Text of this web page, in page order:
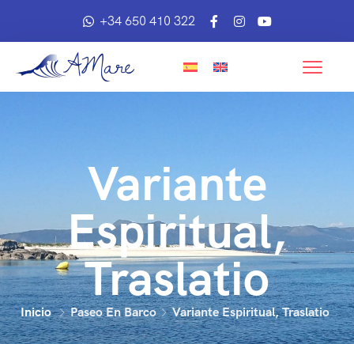
+34 650 410 322
Variante
Espiritual,
Traslatio
Inicio Paseo En Barco Variante Espiritual, Traslatio